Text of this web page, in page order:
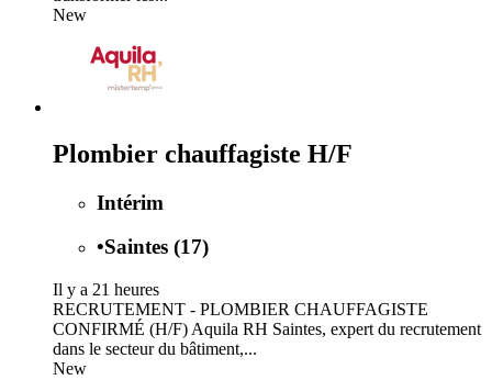
New
Plombier chauffagiste H/F
Intérim
•Saintes (17)
Il y a 21 heures
RECRUTEMENT - PLOMBIER CHAUFFAGISTE
CONFIRMÉ (H/F) Aquila RH Saintes, expert du recrutement
dans le secteur du bâtiment,...
New